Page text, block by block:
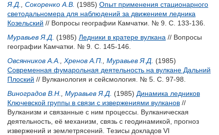
Я.Д.
Сокоренко А.В. (1985) Опыт применения стационарного
светодальномера для наблюдений за движением ледника
Козельский // Вопросы географии Камчатки. № 9. С. 133-136.
Муравьев Я.Д. (1985) Ледники в кратере вулкана // Вопросы
географии Камчатки. № 9. С. 145-146.
Овсянников А.А.
Хренов А.П. Муравьев Я.Д. (1985)
Современная фумарольная деятельность на вулкане Дальний
Плоский // Вулканология и сейсмология. № 5. С. 97-98.
Виноградов В.Н.
Муравьев Я.Д. (1985) Динамика ледников
Ключевской группы в связи с извержениями вулканов //
Вулканизм и связанные с ним процессы. Вулканическая
деятельность, её механизм, связь с геодинамикой, прогноз
извержений и землетрясений. Тезисы докладов VI